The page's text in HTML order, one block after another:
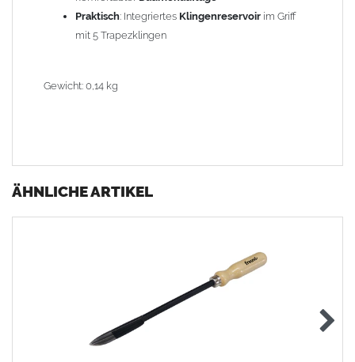
Praktisch: Integriertes Klingenreservoir im Griff
mit 5 Trapezklingen
Gewicht: 0,14 kg
ÄHNLICHE ARTIKEL